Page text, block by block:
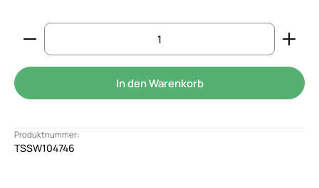
Produkt Anzahl: Gib den gewünschten Wert
In den Warenkorb
Produktnummer:
TSSW104746